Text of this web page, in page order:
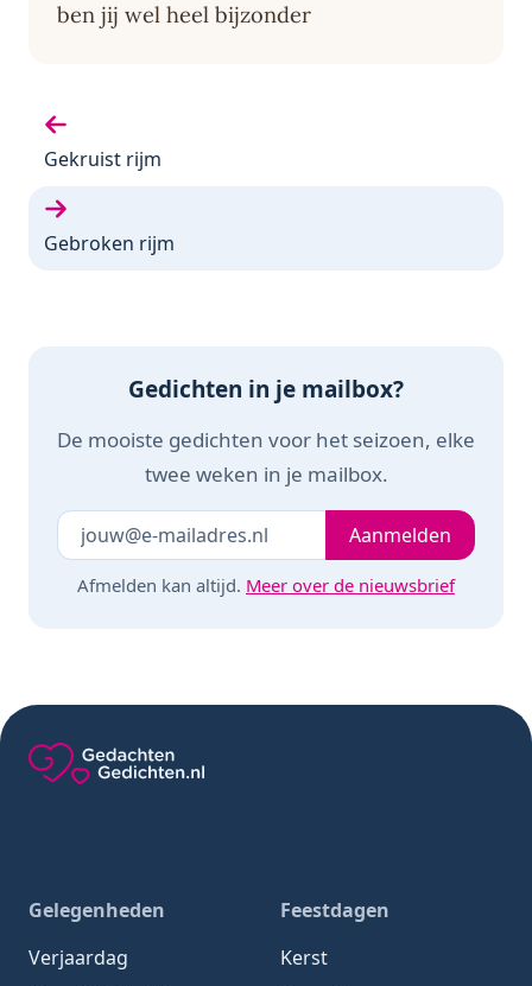
ben jij wel heel bijzonder
Vorige:
Gekruist rijm
Volgende:
Gebroken rijm
Gedichten in je mailbox?
De mooiste gedichten voor het seizoen, elke
twee weken in je mailbox.
Laat dit veld leeg Je e-mailadresAanmelden
Afmelden kan altijd. Meer over de nieuwsbrief
Gelegenheden
Verjaardag
Feestdagen
Kerst